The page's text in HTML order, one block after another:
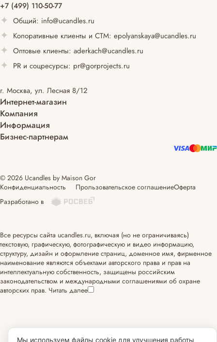
+7 (499) 110-50-77
Общий: info@ucandles.ru
Копоративные клиенты и СТМ: epolyanskaya@ucandles.ru
Оптовые клиенты: aderkach@ucandles.ru
PR и соцресурсы: pr@gorprojects.ru
г. Москва, ул. Лесная 8/12
Интернет-магазин
Компания
Информация
Бизнес-партнерам
© 2026 Ucandles by Maison Gor
Конфиденциальность
Прользовательское соглашениеОферта
Разработано в
Все ресурсы сайта ucandles.ru, включая (но не ограничиваясь)
текстовую, графическую, фотографическую и видео информацию,
структуру, дизайн и оформление страниц, доменное имя, фирменное
наименование являются объектами авторского права и прав на
интеллектуальную собственность, защищены российским
законодательством и международными соглашениями об охране
авторских прав. Читать далее
Мы используем файлы cookie для улучшения работы